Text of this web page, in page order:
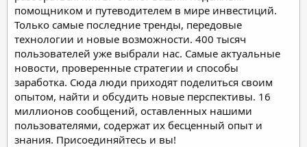
помощником и путеводителем в мире инвестиций.
Только самые последние тренды, передовые
технологии и новые возможности. 400 тысяч
пользователей уже выбрали нас. Самые актуальные
новости, проверенные стратегии и способы
заработка. Сюда люди приходят поделиться своим
опытом, найти и обсудить новые перспективы. 16
миллионов сообщений, оставленных нашими
пользователями, содержат их бесценный опыт и
знания. Присоединяйтесь и вы!